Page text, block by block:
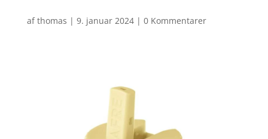
afthomas | 9. januar 2024| 0 Kommentarer